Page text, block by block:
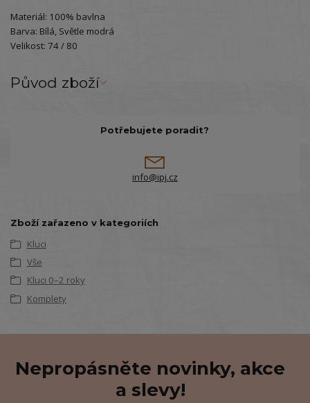
Materiál: 100% bavlna
Barva: Bílá, Světle modrá
Velikost: 74 / 80
Původ zboží
Potřebujete poradit?
info@ipj.cz
Zboží zařazeno v kategoriích
Kluci
Vše
Kluci 0–2 roky
Komplety
Nepropásněte novinky, akce
a slevy!